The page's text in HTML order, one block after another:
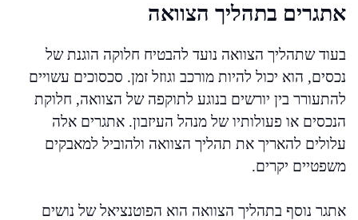
אתגרים בתהליך הצוואה
בעוד שתהליך הצוואה נועד להבטיח חלוקה הוגנת של
נכסים, הוא יכול להיות מורכב וגוזל זמן. סכסוכים עשויים
להתעורר בין יורשים בנוגע לתוקפה של הצוואה, חלוקת
הנכסים או פעולותיו של מנהל העיזבון. אתגרים אלה
עלולים להאריך את תהליך הצוואה ולהוביל למאבקים
משפטיים יקרים.
אתגר נוסף בתהליך הצוואה הוא הפוטנציאל של נושים